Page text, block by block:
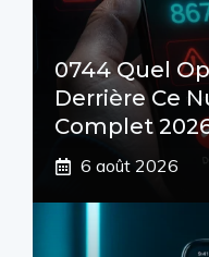
0744 Quel
Derrière Ce
Complet
6 août 2026